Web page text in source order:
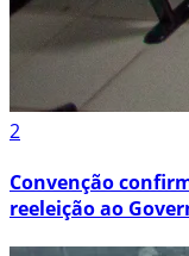
2
Convenção
reeleição ao